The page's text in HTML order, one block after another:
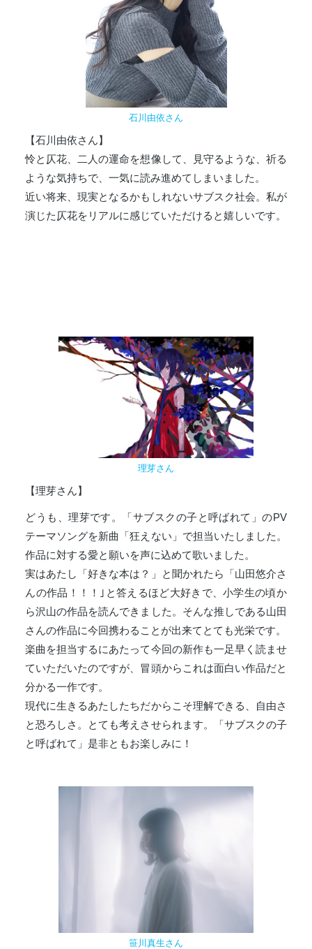
石川由依さん
【石川由依さん】
怜と仄花、二人の運命を想像して、見守るような、祈る
ような気持ちで、一気に読み進めてしまいました。
近い将来、現実となるかもしれないサブスク社会。私が
演じた仄花をリアルに感じていただけると嬉しいです。
理芽さん
【理芽さん】
どうも、理芽です。「サブスクの子と呼ばれて」のPV
テーマソングを新曲「狂えない」で担当いたしました。
作品に対する愛と願いを声に込めて歌いました。
実はあたし「好きな本は？」と聞かれたら「山田悠介さ
んの作品！！！｣と答えるほど大好きで、小学生の頃か
ら沢山の作品を読んできました。そんな推しである山田
さんの作品に今回携わることが出来てとても光栄です。
楽曲を担当するにあたって今回の新作も一足早く読ませ
ていただいたのですが、冒頭からこれは面白い作品だと
分かる一作です。
現代に生きるあたしたちだからこそ理解できる、自由さ
と恐ろしさ。とても考えさせられます。「サブスクの子
と呼ばれて」是非ともお楽しみに！
笹川真生さん